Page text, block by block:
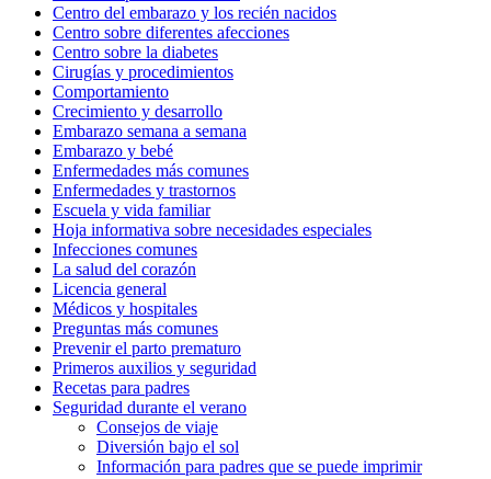
Centro del embarazo y los recién nacidos
Centro sobre diferentes afecciones
Centro sobre la diabetes
Cirugías y procedimientos
Comportamiento
Crecimiento y desarrollo
Embarazo semana a semana
Embarazo y bebé
Enfermedades más comunes
Enfermedades y trastornos
Escuela y vida familiar
Hoja informativa sobre necesidades especiales
Infecciones comunes
La salud del corazón
Licencia general
Médicos y hospitales
Preguntas más comunes
Prevenir el parto prematuro
Primeros auxilios y seguridad
Recetas para padres
Seguridad durante el verano
Consejos de viaje
Diversión bajo el sol
Información para padres que se puede imprimir